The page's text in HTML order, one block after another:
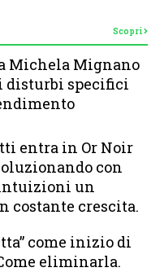
Scopri
Michela Mignano
disturbi specifici
entra in Or Noir
con
un
costante crescita.
come inizio di
eliminarla.